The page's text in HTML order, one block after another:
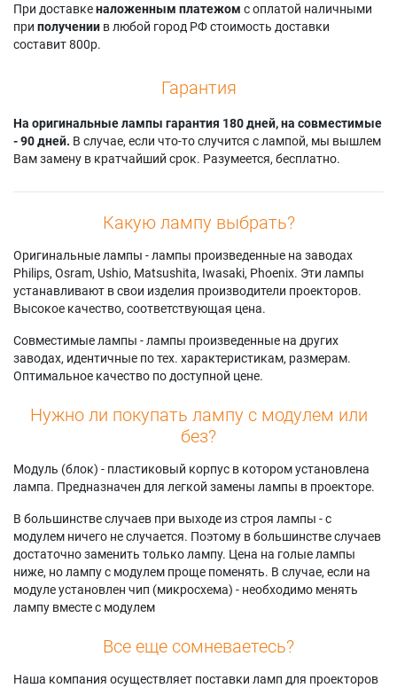
S5686W
Samsung HL-
S5687W
S6165W
Samsung HL-
S6166W
S6187W
Samsung HL-
S6188W
S6767W
Samsung HL-
S7178W
T5055W
Samsung
HLS4265WX/XAC
Samsung
HLS4266W
Samsung
HLS4266WX/XAA
Samsung
HLS4666W
HLS5088W
Samsung
HLS5666W
HLS5666WX/XAC
Samsung HLS5686C
Samsung
Samsung
Samsung
HLS5687W
Samsung
HLS5687WX/XAA
Samsung
HLS5688W
Samsung
HLS6165W
Samsung
Samsung
HLS6166W
Samsung
HLS6166WX/XAC
Samsung
HLS6167W
Samsung
HLS6167WX/XAA
HLS7178WX/XAP
Samsung HLT5055W
Samsung PT-61DL34
Samsung PT50DL24
Samsung
PT61DL34X/SMS
T50V24D
RPT50V24D
56K3HD
Samsung
Samsung SP50L6HD
Samsung
SP61K3HDX/XAX
Samsung
SP61K3HVX/XAP
Samsung
SP71L8UHNX/XAX
При доставкеналоженным платежом с оплатой наличными
при получении в любой город РФ стоимость доставки
составит 800р.
Гарантия
На оригинальные лампы гарантия 180 дней, на совместимые
- 90 дней. В случае, если что-то случится с лампой, мы вышлем
Вам замену в кратчайший срок. Разумеется, бесплатно.
Какую лампу выбрать?
Оригинальные лампы - лампы произведенные на заводах
Philips, Osram, Ushio, Matsushita, Iwasaki, Phoenix. Эти лампы
устанавливают в свои изделия производители проекторов.
Высокое качество, соответствующая цена.
Совместимые лампы - лампы произведенные на других
заводах, идентичные по тех. характеристикам, размерам.
Оптимальное качество по доступной цене.
Нужно ли покупать лампу с модулем или
без?
Модуль (блок) - пластиковый корпус в котором установлена
лампа. Предназначен для легкой замены лампы в проекторе.
В большинстве случаев при выходе из строя лампы - с
модулем ничего не случается. Поэтому в большинстве случаев
достаточно заменить только лампу. Цена на голые лампы
ниже, но лампу с модулем проще поменять. В случае, если на
модуле установлен чип (микросхема) - необходимо менять
лампу вместе с модулем
Все еще сомневаетесь?
Наша компания осуществляет поставки ламп для проекторов